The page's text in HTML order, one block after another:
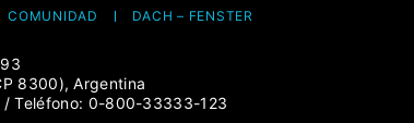
COMUNIDAD DACH – FENSTER
8300), Argentina
/ Teléfono: 0-800-33333-123